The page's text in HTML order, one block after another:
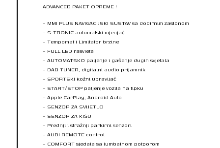
ADVANCED PAKET OPREME !
– MMI PLUS NAVIGACIJSKI SUSTAV sa dodirnim zaslonom
– S-TRONIC automatski mjenjač
– Tempomat i Limitator brzine
– FULL LED rasvjeta
– AUTOMATSKO paljenje i gašenje dugih svjetala
– DAB TUNER, digitalni audio prijamnik
– SPORTSKI kožni upravljač
– START/STOP paljenje vozila na tipku
– Apple CarPlay, Android Auto
– SENZOR ZA SVIJETLO
– SENZOR ZA KIŠU
– Prednji i stražnji parkirni senzori
– AUDI REMOTE control
– COMFORT sjedala sa lumbalnom potporom